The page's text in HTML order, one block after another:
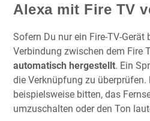
Alexa mit Fire TV
Sofern Du nur ein Fire-TV-Gerät
Verbindung zwischen dem Fire
automatisch hergestellt. Ein
die Verknüpfung zu überprüfen.
beispielsweise bitten, das
umzuschalten oder den Ton